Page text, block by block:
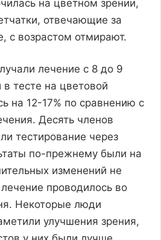
на цветном зрении,
отвечающие за
с возрастом отмирают.
лечение с 8 до 9
в тесте на цветовой
на 12-17% по сравнению с
Десять членов
тестирование через
по-прежнему были на
изменений не
проводилось во
Некоторые люди
улучшения зрения,